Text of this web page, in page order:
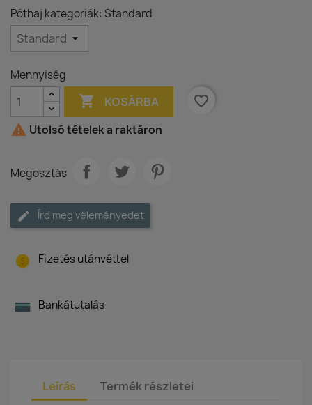
Póthaj kategoriák: Standard
Mennyiség
 KOSÁRBA
favorite_border
 Utolsó tételek a raktáron
Megosztás
Írd meg véleményedet
Fizetés utánvéttel
Bankátutalás
Leírás Termék részletei